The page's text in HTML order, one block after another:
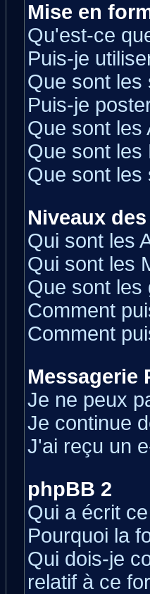
Mise en
Qu'est-ce
Puis-je
Que sont les
Puis-je
Que sont les
Que sont les
Que sont les
Niveaux
Qui sont les
Qui sont les
Que sont les
Comment
Comment
Messagerie
Je ne peux
Je continue
J'ai reçu un
phpBB 2
Qui a écrit
Pourquoi la
Qui dois-je
relatif à ce